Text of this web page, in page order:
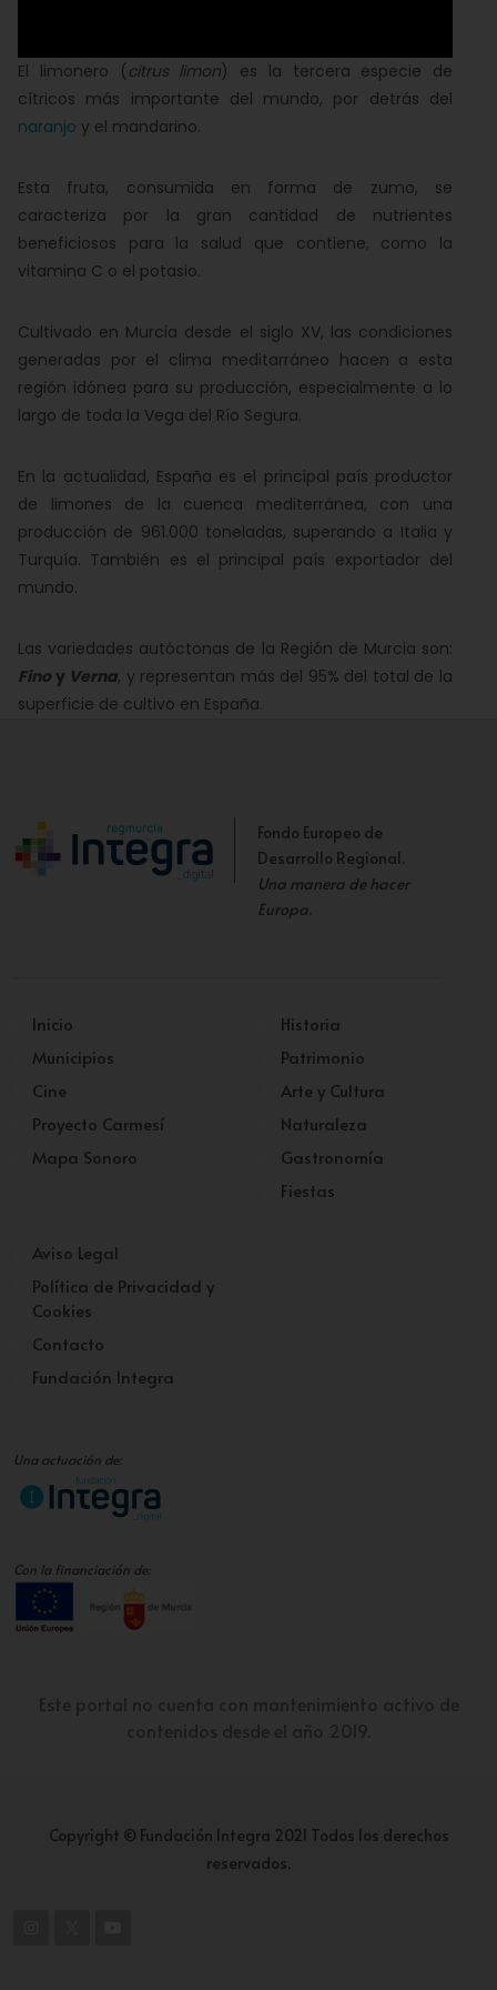
El limonero ( citrus limon) es la tercera especie de
cítricos más importante del mundo, por detrás del
naranjo y el mandarino.
Esta fruta, consumida en forma de zumo, se
caracteriza por la gran cantidad de nutrientes
beneficiosos para la salud que contiene, como la
vitamina C o el potasio.
Cultivado en Murcia desde el siglo XV, las condiciones
generadas por el clima meditarráneo hacen a esta
región idónea para su producción, especialmente a lo
largo de toda la Vega del Río Segura.
En la actualidad, España es el principal país productor
de limones de la cuenca mediterránea, con una
producción de 961.000 toneladas, superando a Italia y
Turquía. También es el principal país exportador del
mundo.
Las variedades autóctonas de la Región de Murcia son:
Fino y Verna, y representan más del 95% del total de la
superficie de cultivo en España.
Fondo Europeo de
Desarrollo Regional.
Una manera de hacer
Europa.
Inicio
Municipios
Cine
Proyecto Carmesí
Mapa Sonoro
Historia
Patrimonio
Arte y Cultura
Naturaleza
Gastronomía
Fiestas
Aviso Legal
Política de Privacidad y
Cookies
Contacto
Fundación Integra
Una actuación de:
Con la financiación de:
Copyright © Fundación Integra 2021 Todos los derechos
reservados.